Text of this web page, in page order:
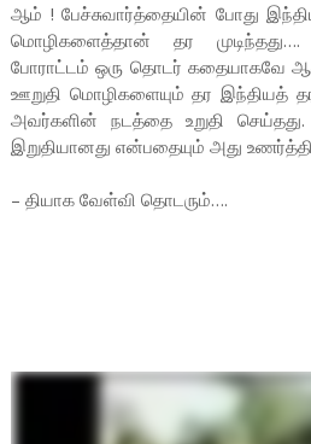
ஆம் ! பேச்சுவார்த்தையின் போது
மொழிகளைத்தான் தர
போராட்டம் ஒரு தொடர் கதையாகவே
ஊறுதி மொழிகளையும் தர இந்தியத்
அவர்களின் நடத்தை உறுதி
இறுதியானது என்பதையும் அது
– தியாக வேள்வி தொடரும்….